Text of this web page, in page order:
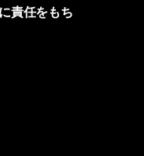
責任をもち